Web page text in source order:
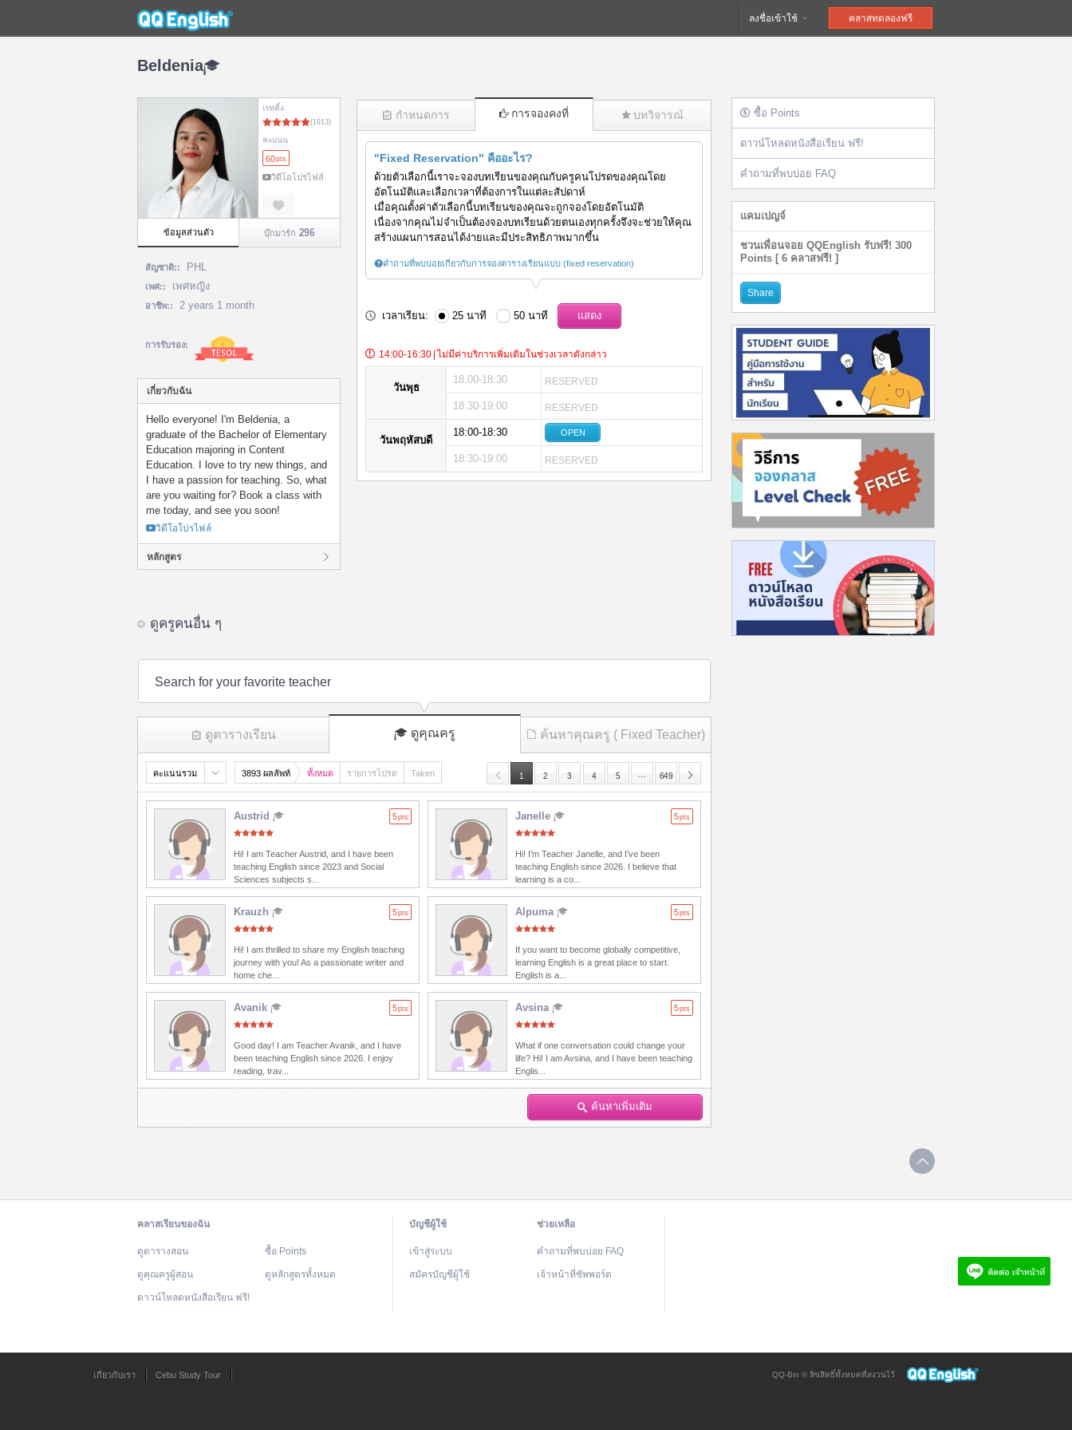
ลงชื่อเข้าใช้ คลาสทดลองฟรี
Beldenia
เรทติ้ง
(1913)
คะแนน
60pts
วิดีโอโปรไฟล์
ข้อมูลส่วนตัว บุ๊กมาร์ก 296
สัญชาติ:: PHL
เพศ:: เพศหญิง
อาชีพ:: 2 years 1 month
การรับรอง:
เกี่ยวกับฉัน
Hello everyone! I'm Beldenia, a
graduate of the Bachelor of Elementary
Education majoring in Content
Education. I love to try new things, and
I have a passion for teaching. So, what
are you waiting for? Book a class with
me today, and see you soon!
วิดีโอโปรไฟล์
หลักสูตร
กำหนดการ การจองคงที่ บทวิจารณ์
"Fixed Reservation" คืออะไร?
ด้วยตัวเลือกนี้เราจะจองบทเรียนของคุณกับครูคนโปรดของคุณโดย
อัตโนมัติและเลือกเวลาที่ต้องการในแต่ละสัปดาห์
เมื่อคุณตั้งค่าตัวเลือกนี้บทเรียนของคุณจะถูกจองโดยอัตโนมัติ
เนื่องจากคุณไม่จำเป็นต้องจองบทเรียนด้วยตนเองทุกครั้งจึงจะช่วยให้คุณ
สร้างแผนการสอนได้ง่ายและมีประสิทธิภาพมากขึ้น
คำถามที่พบบ่อยเกี่ยวกับการจองตารางเรียนแบบ (fixed reservation)
เวลาเรียน: 25 นาที 50 นาที
14:00-16:30 | ไม่มีค่าบริการเพิ่มเติมในช่วงเวลาดังกล่าว
วันพุธ
18:00-18:30 RESERVED
18:30-19:00 RESERVED
วันพฤหัสบดี
18:00-18:30 OPEN
18:30-19:00 RESERVED
ดูครูคนอื่น ๆ
ดูตารางเรียน ดูคุณครู ค้นหาคุณครู ( Fixed Teacher)
Search for your favorite teacher
คะแนนรวม 3893 ผลลัพท์ ทั้งหมด รายการโปรด Taken 1 2 3 4 5 … 649
Austrid 5pts
Hi! I am Teacher Austrid, and I have been
teaching English since 2023 and Social
Sciences subjects s...
Janelle 5pts
Hi! I’m Teacher Janelle, and I’ve been
teaching English since 2026. I believe that
learning is a co...
Krauzh 5pts
Hi! I am thrilled to share my English teaching
journey with you! As a passionate writer and
home che...
Alpuma 5pts
If you want to become globally competitive,
learning English is a great place to start.
English is a...
Avanik 5pts
Good day! I am Teacher Avanik, and I have
been teaching English since 2026. I enjoy
reading, trav...
Avsina 5pts
What if one conversation could change your
life? Hi! I am Avsina, and I have been teaching
Englis...
ค้นหาเพิ่มเติม
ซื้อ Points
ดาวน์โหลดหนังสือเรียน ฟรี!
คำถามที่พบบ่อย FAQ
แคมเปญจ์
ชวนเพื่อนจอย QQEnglish รับฟรี! 300
Points [ 6 คลาสฟรี! ]
Share
คลาสเรียนของฉัน
ดูตารางสอน ซื้อ Points
ดูคุณครูผู้สอน ดูหลักสูตรทั้งหมด
ดาวน์โหลดหนังสือเรียน ฟรี!
บัญชีผู้ใช้
เข้าสู่ระบบ
สมัครบัญชีผู้ใช้
ช่วยเหลือ
คำถามที่พบบ่อย FAQ
เจ้าหน้าที่ซัพพอร์ต
เกี่ยวกับเรา Cebu Study Tour QQ-Bin © ลิขสิทธิ์ทั้งหมดที่สงวนไว้